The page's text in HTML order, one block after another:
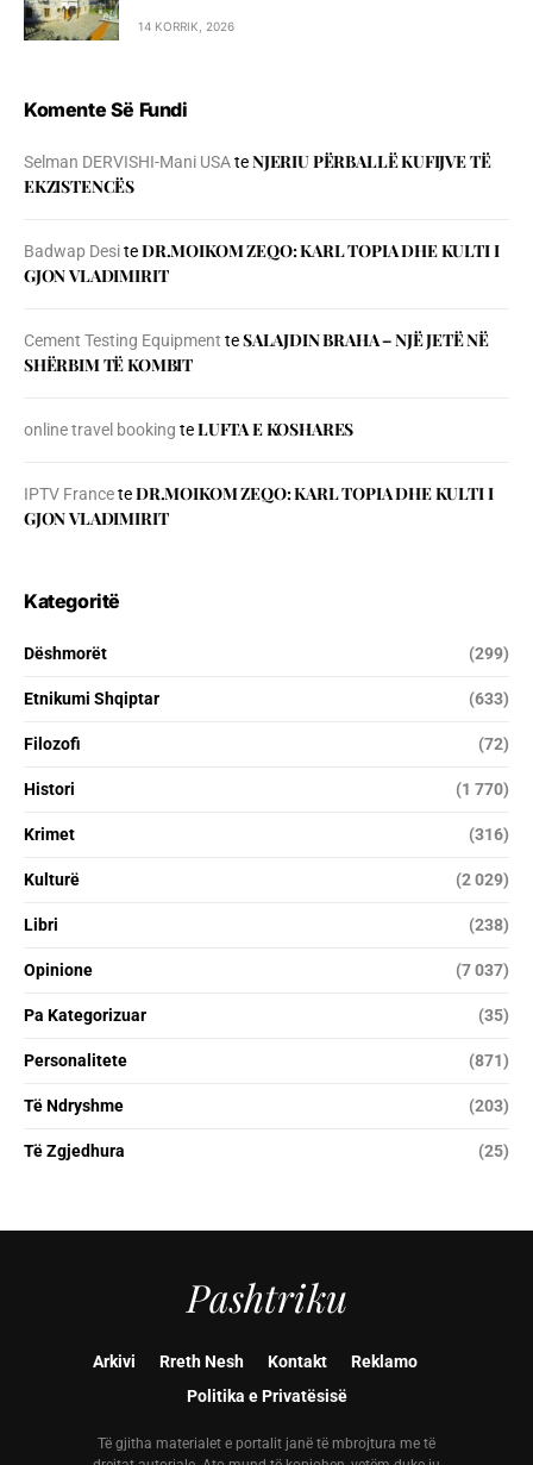
14 KORRIK, 2026
Komente Së Fundi
Selman DERVISHI-Mani USAteNJERIU PЁRBALLЁ KUFIJVE TЁ
EKZISTENCЁS
Badwap DesiteDR.MOIKOM ZEQO: KARL TOPIA DHE KULTI I
GJON VLADIMIRIT
Cement Testing Equipment teSALAJDIN BRAHA – NJЁ JETЁ NЁ
SHЁRBIM TЁ KOMBIT
online travel booking teLUFTA E KOSHARES
IPTV FranceteDR.MOIKOM ZEQO: KARL TOPIA DHE KULTI I
GJON VLADIMIRIT
Kategoritë
Dëshmorët (299)
Etnikumi Shqiptar (633)
Filozofi (72)
Histori (1 770)
Krimet (316)
Kulturë (2 029)
Libri (238)
Opinione (7 037)
Pa Kategorizuar (35)
Personalitete (871)
Të Ndryshme (203)
Të Zgjedhura (25)
Pashtriku
Arkivi Rreth Nesh Kontakt
Reklamo
Politika e Privatësisë
Të gjitha materialet e portalit janë të mbrojtura me të